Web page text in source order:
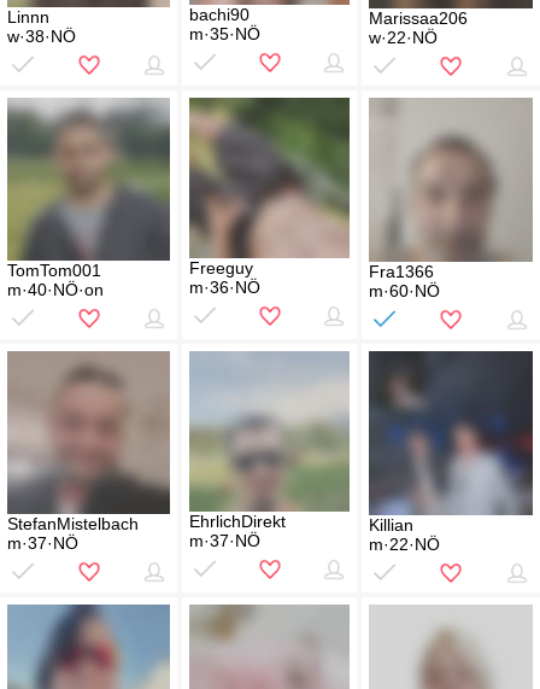
Linnn
w·38·NÖ
bachi90
m·35·NÖ
Marissaa206
w·22·NÖ
TomTom001
m·40·NÖ·on
Freeguy
m·36·NÖ
Fra1366
m·60·NÖ
StefanMistelbach
m·37·NÖ
EhrlichDirekt
m·37·NÖ
Killian
m·22·NÖ